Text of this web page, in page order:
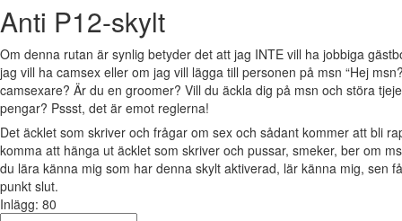
Anti P12-skylt
Om denna rutan är synlig betyder det att jag INTE vill ha jobbiga
jag vill ha camsex eller om jag vill lägga till personen på msn “Hej
camsexare? Är du en groomer? Vill du äckla dig på msn och störa
pengar? Pssst, det är emot reglerna!
Det äcklet som skriver och frågar om sex och sådant kommer att bli
komma att hänga ut äcklet som skriver och pussar, smeker, ber om
du lära känna mig som har denna skylt aktiverad, lär känna mig,
punkt slut.
Inlägg: 80